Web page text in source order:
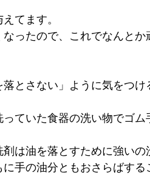
てます。
ったので、これでなんとか
とさない」ように気をつけ
ていた食器の洗い物でゴム
は油を落とすために強い
手の油分ともおさらばする